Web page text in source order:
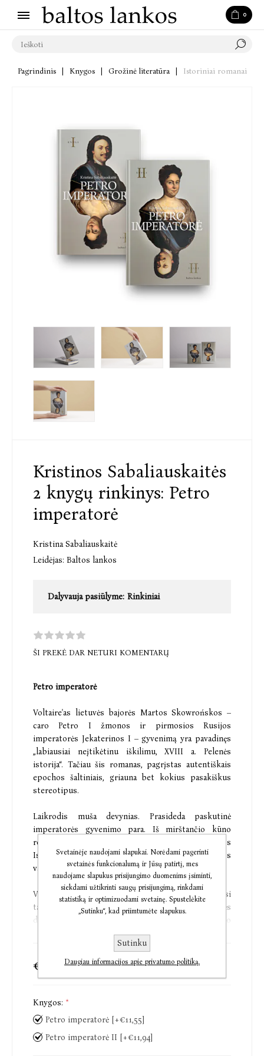
0
Pagrindinis Knygos Grožinė literatūra Istoriniai romanai
Kristinos Sabaliauskaitės
2 knygų rinkinys: Petro
imperatorė
Kristina Sabaliauskaitė
Leidėjas: Baltos lankos
Dalyvauja pasiūlyme: Rinkiniai
ŠI PREKĖ DAR NETURI KOMENTARŲ
Petro imperatorė
Voltaire'as lietuvės bajorės Martos Skowrońskos –
caro Petro I žmonos ir pirmosios Rusijos
imperatorės Jekaterinos I – gyvenimą yra pavadinęs
„labiausiai neįtikėtinu iškilimu, XVIII a. Pelenės
istorija“. Tačiau šis romanas, pagrįstas autentiškais
epochos šaltiniais, griauna bet kokius pasakiškus
stereotipus.
Laikrodis muša devynias. Prasideda paskutinė
imperatorės gyvenimo para. Iš mirštančio kūno
realiuoju laiku ir pirmuoju asmeniu pasakojama Jos
Istorija: kitokia nei vyrų rašytuose istorijos
vadovėliuose.
Vos penkerių likusi našlaite, jaunystėje patyrusi
tarnaitės, skalbėjos, karo belaisvės, sekso vergės
dalią. Tapusi lietuvių kilmės favorito Aleksandro
Menšikovo slapta mylimąja, vėliau – jo geriausio
bičiulio Petro I meiluže bei žmona. Tarp dviejų
lietuvių ir Rusijos caro nuo pat pradžių pulsuoja
įtampos kupinas meilės ir draugystės trikampis,
kas yra auka, kas – suvedžiotojas, o kas sąvadautojas.
tragedija?
€18,80 €23,49
Knygos: *
Petro imperatorė [+€11,55]
Petro imperatorė II [+€11,94]
Svetainėje naudojami slapukai. Norėdami pagerinti
svetainės funkcionalumą ir Jūsų patirtį, mes
naudojame slapukus prisijungimo duomenims įsiminti,
siekdami užtikrinti saugų prisijungimą, rinkdami
statistiką ir optimizuodami svetainę. Spustelėkite
„Sutinku“, kad priimtumėte slapukus.
Sutinku
Daugiau informacijos apie privatumo politiką.